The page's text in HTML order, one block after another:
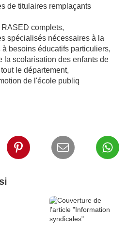
de titulaires remplaçants
complets,
spécialisés nécessaires à la
besoins éducatifs particuliers,
la scolarisation des enfants de
le département,
de l'école publiq